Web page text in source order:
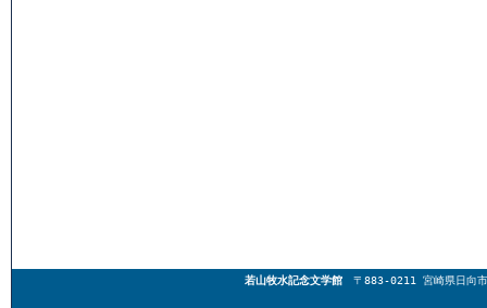
若山牧水記念文学館 〒883-0211 宮崎県日向